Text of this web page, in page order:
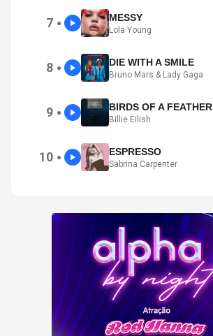
7 ● MESSY
Lola Young
8 ● DIE WITH A SMILE
Bruno Mars & Lady Gaga
9 ● BIRDS OF A FEATHER
Billie Eilish
10 ● ESPRESSO
Sabrina Carpenter